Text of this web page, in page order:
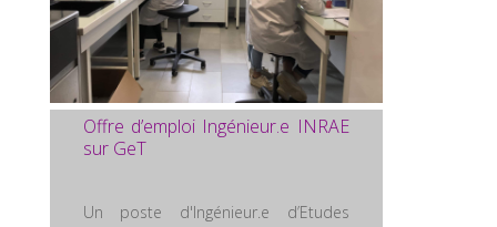
Offre d’emploi Ingénieur.e INRAE
sur GeT
Un poste d'Ingénieur.e d’Etudes